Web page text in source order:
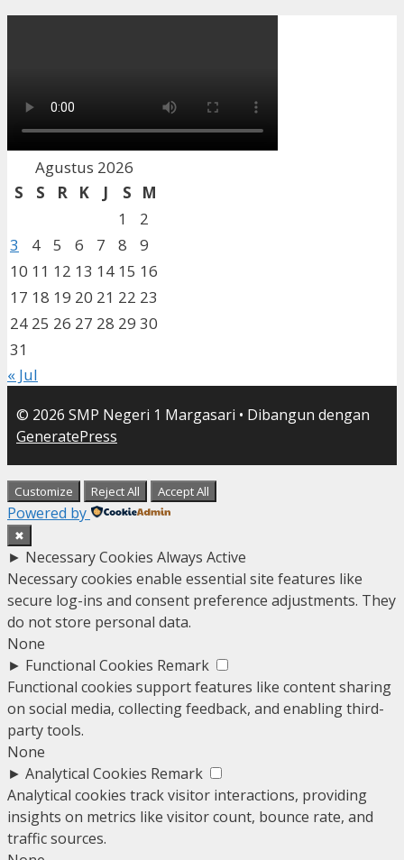
Agustus 2026
S
S R K J S
M
1
2
3
4 5 6 7 8
9
10 11 12 13 14 15 16
17 18 19 20 21 22 23
24 25 26 27 28 29 30
31
« Jul
© 2026 SMP Negeri 1 Margasari • Dibangun dengan
GeneratePress
Customize Reject All Accept All
Powered by
✖
► Necessary Cookies Always Active
Necessary cookies enable essential site features like
secure log-ins and consent preference adjustments. They
do not store personal data.
None
► Functional Cookies Remark
Functional cookies support features like content sharing
on social media, collecting feedback, and enabling third-
party tools.
None
► Analytical Cookies Remark
Analytical cookies track visitor interactions, providing
insights on metrics like visitor count, bounce rate, and
traffic sources.